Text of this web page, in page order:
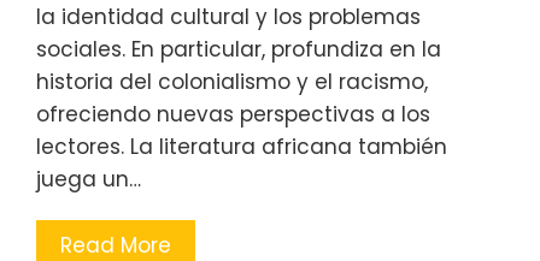
la identidad cultural y los problemas
sociales. En particular, profundiza en la
historia del colonialismo y el racismo,
ofreciendo nuevas perspectivas a los
lectores. La literatura africana también
juega un…
Read More